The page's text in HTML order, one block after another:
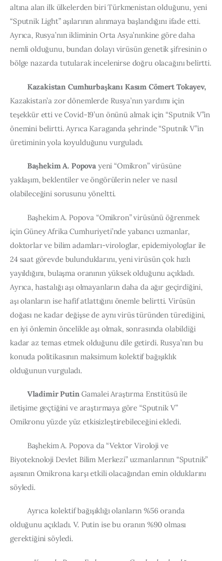
altına alan ilk ülkelerden biri Türkmenistan olduğunu, yeni
“Sputnik Light” aşılarının alınmaya başlandığını ifade etti.
Ayrıca, Rusya’nın ikliminin Orta Asya’nınkine göre daha
nemli olduğunu, bundan dolayı virüsün genetik şifresinin o
bölge nazarda tutularak incelenirse doğru olacağını belirtti.
Kazakistan Cumhurbaşkanı Kasım Cömert Tokayev,
Kazakistan’a zor dönemlerde Rusya’nın yardımı için
teşekkür etti ve Covid-19’un önünü almak için “Sputnik V”in
önemini belirtti. Ayrıca Karaganda şehrinde “Sputnik V”in
üretiminin yola koyulduğunu vurguladı.
Başhekim A. Popova yeni “Omikron” virüsüne
yaklaşım, beklentiler ve öngörülerin neler ve nasıl
olabileceğini sorusunu yöneltti.
Başhekim A. Popova “Omikron” virüsünü öğrenmek
için Güney Afrika Cumhuriyeti’nde yabancı uzmanlar,
doktorlar ve bilim adamları-virologlar, epidemiyologlar ile
24 saat görevde bulunduklarını, yeni virüsün çok hızlı
yayıldığını, bulaşma oranının yüksek olduğunu açıkladı.
Ayrıca, hastalığı aşı olmayanların daha da ağır geçirdiğini,
aşı olanların ise hafif atlattığını önemle belirtti. Virüsün
doğası ne kadar değişse de aynı virüs türünden türediğini,
en iyi önlemin öncelikle aşı olmak, sonrasında olabildiği
kadar az temas etmek olduğunu dile getirdi. Rusya’nın bu
konuda politikasının maksimum kolektif bağışıklık
olduğunun vurguladı.
Vladimir Putin Gamalei Araştırma Enstitüsü ile
iletişime geçtiğini ve araştırmaya göre “Sputnik V”
Omikronu yüzde yüz etkisizleştirebileceğini ekledi.
Başhekim A. Popova da “Vektor Viroloji ve
Biyoteknoloji Devlet Bilim Merkezi” uzmanlarının “Sputnik”
aşısının Omikrona karşı etkili olacağından emin olduklarını
söyledi.
Ayrıca kolektif bağışıklığı olanların %56 oranda
olduğunu açıkladı. V. Putin ise bu oranın %90 olması
gerektiğini söyledi.